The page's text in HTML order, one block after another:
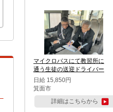
マイクロバスにて教習所に
通う生徒の送迎ドライバー
日給 15,850円
箕面市
詳細はこちらから